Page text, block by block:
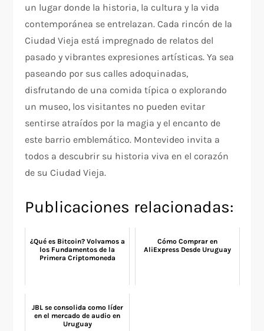
un lugar donde la historia, la cultura y la vida
contemporánea se entrelazan. Cada rincón de la
Ciudad Vieja está impregnado de relatos del
pasado y vibrantes expresiones artísticas. Ya sea
paseando por sus calles adoquinadas,
disfrutando de una comida típica o explorando
un museo, los visitantes no pueden evitar
sentirse atraídos por la magia y el encanto de
este barrio emblemático. Montevideo invita a
todos a descubrir su historia viva en el corazón
de su Ciudad Vieja.
Publicaciones relacionadas:
¿Qué es Bitcoin? Volvamos a
los Fundamentos de la
Primera Criptomoneda
Cómo Comprar en
AliExpress Desde Uruguay
JBL se consolida como líder
en el mercado de audio en
Uruguay